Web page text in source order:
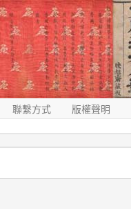
聯繫方式 版權聲明